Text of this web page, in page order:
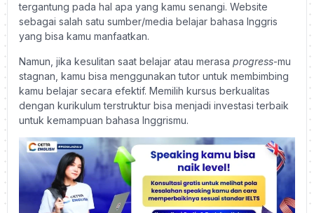
tergantung pada hal apa yang kamu senangi. Website
sebagai salah satu sumber/media belajar bahasa Inggris
yang bisa kamu manfaatkan.
Namun, jika kesulitan saat belajar atau merasa progress-mu
stagnan, kamu bisa menggunakan tutor untuk membimbing
kamu belajar secara efektif. Memilih kursus berkualitas
dengan kurikulum terstruktur bisa menjadi investasi terbaik
untuk kemampuan bahasa Inggrismu.